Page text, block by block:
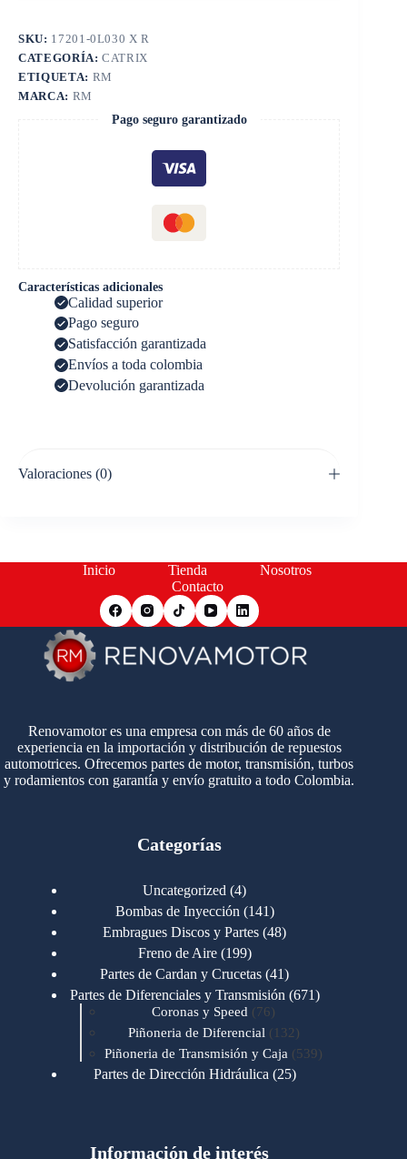
SKU: 17201-0L030 X R
CATEGORÍA:CATRIX
ETIQUETA: RM
MARCA: RM
Pago seguro garantizado
Características adicionales
Calidad superior
Pago seguro
Satisfacción garantizada
Envíos a toda colombia
Devolución garantizada
Valoraciones (0)
Inicio Tienda
Nosotros
Contacto
Renovamotor es una empresa con más de 60 años de
experiencia en la importación y distribución de repuestos
automotrices. Ofrecemos partes de motor, transmisión, turbos
y rodamientos con garantía y envío gratuito a todo Colombia.
Categorías
Uncategorized 44
productos
Bombas de Inyección 141141
productos
Embragues Discos y Partes 4848
Freno de Aire 199199
productos
Partes de Cardan y Crucetas 4141
productos
Partes de Diferenciales y Transmisión 671671
Coronas y Speed 7676
productos
Piñoneria de Diferencial 132 132
productos
Piñoneria de Transmisión y Caja 539539
Partes de Dirección Hidráulica 2525
Motores Cummins 723
Información de interés